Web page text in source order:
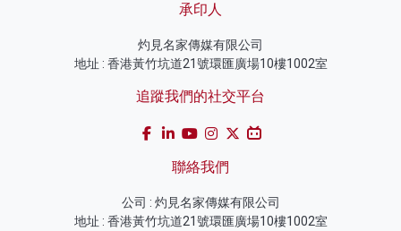
承印人
灼見名家傳媒有限公司
地址 : 香港黃竹坑道21號環匯廣場10樓1002室
追蹤我們的社交平台
聯絡我們
公司 : 灼見名家傳媒有限公司
地址 : 香港黃竹坑道21號環匯廣場10樓1002室